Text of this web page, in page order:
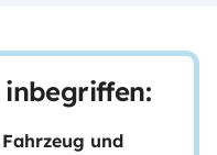
und